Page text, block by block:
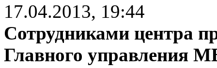
17.04.2013, 19:44
Сотрудниками центра
Главного управления